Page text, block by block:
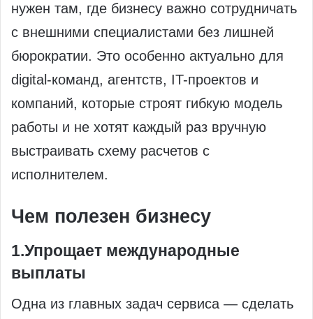
нужен там, где бизнесу важно сотрудничать
с внешними специалистами без лишней
бюрократии. Это особенно актуально для
digital-команд, агентств, IT-проектов и
компаний, которые строят гибкую модель
работы и не хотят каждый раз вручную
выстраивать схему расчетов с
исполнителем.
Чем полезен бизнесу
1.Упрощает международные
выплаты
Одна из главных задач сервиса — сделать